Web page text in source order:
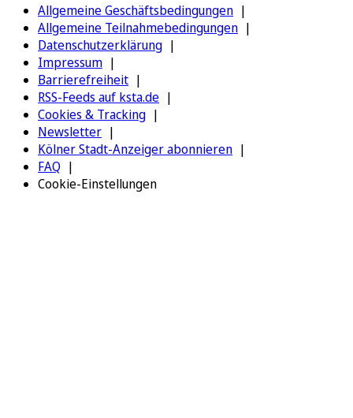
Allgemeine Geschäftsbedingungen
Allgemeine Teilnahmebedingungen
Datenschutzerklärung
Impressum
Barrierefreiheit
RSS-Feeds auf ksta.de
Cookies & Tracking
Newsletter
Kölner Stadt-Anzeiger abonnieren
FAQ
Cookie-Einstellungen